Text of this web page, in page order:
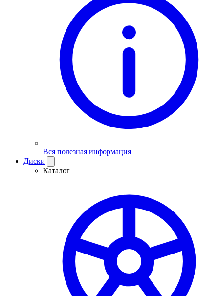
Вся полезная информация
Диски
Каталог